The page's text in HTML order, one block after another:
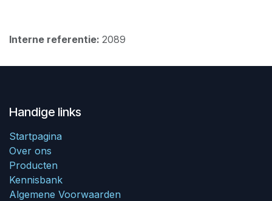
Interne referentie: 2089
Handige links
Startpagina
Over ons
Producten
Kennisbank
Algemene Voorwaarden